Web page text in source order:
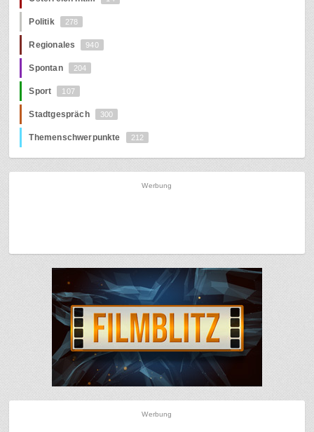
Politik 278
Regionales 940
Spontan 204
Sport 107
Stadtgespräch 300
Themenschwerpunkte 212
Werbung
Werbung